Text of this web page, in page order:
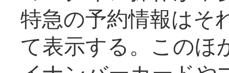
特急の予約情報はそ
て表示する。このほ